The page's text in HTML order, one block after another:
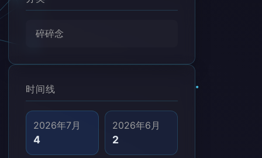
碎碎念
时间线
2026年7月
4
2026年6月
2